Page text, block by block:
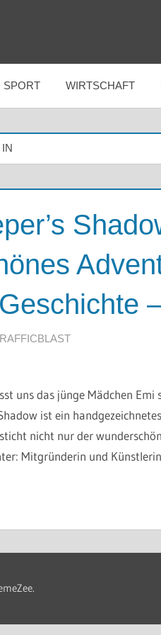
SPORT WIRTSCHAFT
uns das jünge Mädchen
ist ein
nicht nur der
Mitgründerin und